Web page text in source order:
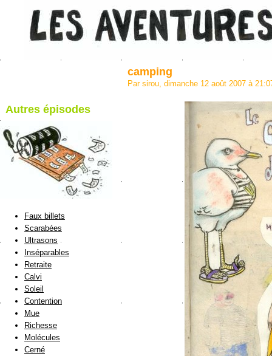
blog de Sirou
camping
Par sirou, dimanche 12 août 2007 à
Autres épisodes
Faux billets
Scarabées
Ultrasons
Inséparables
Retraite
Calvi
Soleil
Contention
Mue
Richesse
Molécules
Cerné